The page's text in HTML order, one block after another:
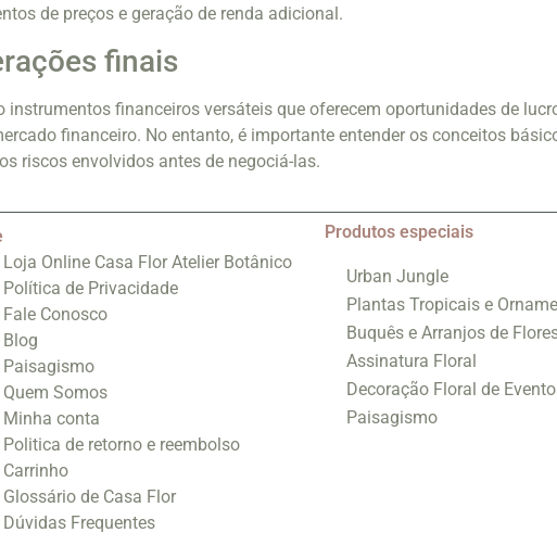
de preços e geração de renda adicional.
finais
instrumentos financeiros versáteis que oferecem oportunidades de
financeiro. No entanto, é importante entender os conceitos
riscos envolvidos antes de negociá-las.
Loja Online Casa Flor Atelier Botânico
Política de Privacidade
Fale Conosco
Blog
Paisagismo
Quem Somos
Minha conta
Politica de retorno e reembolso
Carrinho
Glossário de Casa Flor
Dúvidas Frequentes
Produtos especiais
Urban Jungle
Plantas Tropicais e
Buquês e Arranjos de
Assinatura Floral
Decoração Floral de
Paisagismo